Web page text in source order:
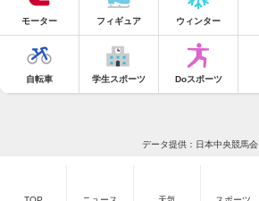
モーター フィギュア ウィンター
自転車 学生スポーツ Doスポーツ
データ提供：日本中央競馬会